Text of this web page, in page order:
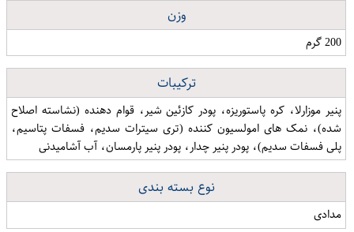
وزن
200 گرم
ترکیبات
پنیر موزارلا، کره پاستوریزه، پودر کازئین شیر، قوام دهنده (نشاسته اصلاح
شده)، نمک های امولسیون کننده (تری سیترات سدیم، فسفات پتاسیم،
پلی فسفات سدیم)، پودر پنیر چدار، پودر پنیر پارمسان، آب آشامیدنی
نوع بسته بندی
مدادی